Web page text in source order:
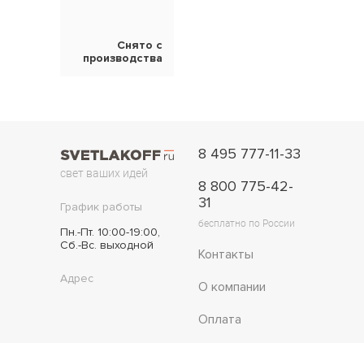
Снято с
производства
свет ваших идей
График работы
Пн.-Пт. 10:00-19:00,
Сб.-Вс. выходной
Адрес
8 495 777-11-33
8 800 775-42-
31
бесплатно по России
Контакты
О компании
Оплата